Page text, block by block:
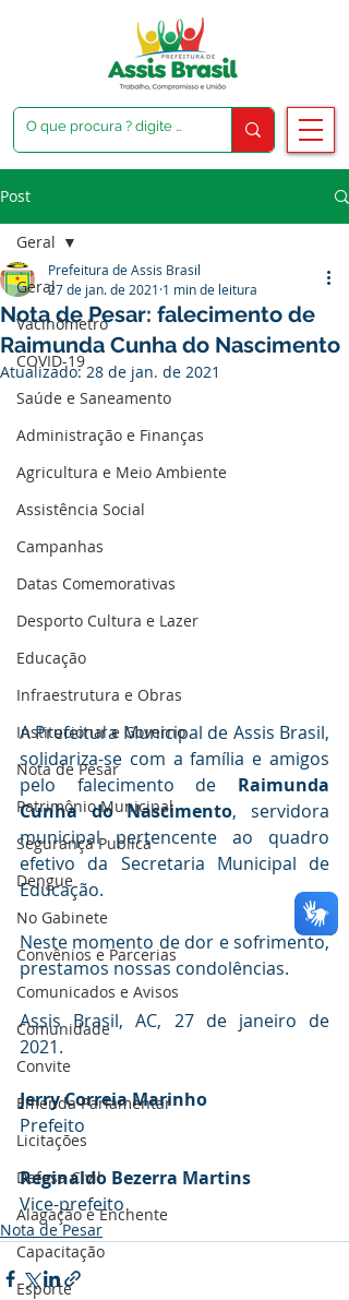
Post
Geral
Vacinômetro
COVID-19
Saúde e Saneamento
Administração e Finanças
Agricultura e Meio Ambiente
Assistência Social
Campanhas
Datas Comemorativas
Desporto Cultura e Lazer
Educação
Infraestrutura e Obras
Institucional e Governo
Nota de Pesar
Patrimônio Municipal
Segurança Publica
Dengue
No Gabinete
Convênios e Parcerias
Comunicados e Avisos
Comunidade
Convite
Emenda Parlamentar
Licitações
Defesa Civil
Alagação e Enchente
Capacitação
Esporte
Geral
Nota de Pesar: falecimento de
Raimunda Cunha do Nascimento
Prefeitura de Assis Brasil
27 de jan. de 2021 1 min de leitura
Atualizado:28 de jan. de 2021
A Prefeitura Municipal de Assis Brasil,
solidariza-se com a família e amigos
pelo falecimento de Raimunda
Cunha do Nascimento, servidora
municipal pertencente ao quadro
efetivo da Secretaria Municipal de
Educação.
Neste momento de dor e sofrimento,
prestamos nossas condolências.
Assis Brasil, AC, 27 de janeiro de
2021.
Jerry Correia Marinho
Prefeito
Reginaldo Bezerra Martins
Vice-prefeito
Nota de Pesar